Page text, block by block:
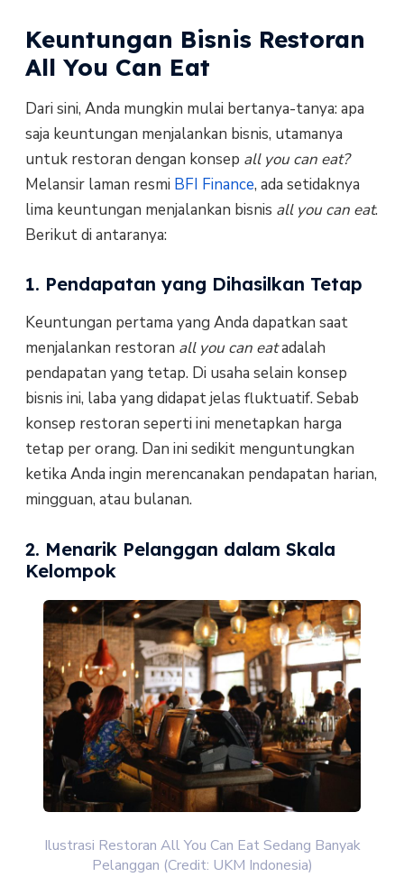
Keuntungan Bisnis Restoran
All You Can Eat
Dari sini, Anda mungkin mulai bertanya-tanya: apa
saja keuntungan menjalankan bisnis, utamanya
untuk restoran dengan konsep all you can eat?
Melansir laman resmi BFI Finance, ada setidaknya
lima keuntungan menjalankan bisnis all you can eat.
Berikut di antaranya:
1. Pendapatan yang Dihasilkan Tetap
Keuntungan pertama yang Anda dapatkan saat
menjalankan restoran all you can eatadalah
pendapatan yang tetap. Di usaha selain konsep
bisnis ini, laba yang didapat jelas fluktuatif. Sebab
konsep restoran seperti ini menetapkan harga
tetap per orang. Dan ini sedikit menguntungkan
ketika Anda ingin merencanakan pendapatan harian,
mingguan, atau bulanan.
2. Menarik Pelanggan dalam Skala
Kelompok
Ilustrasi Restoran All You Can Eat Sedang Banyak
Pelanggan (Credit: UKM Indonesia)